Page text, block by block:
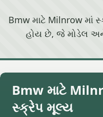
Bmw માટે Milnrow માં
હોય છે, જે મોડેલ
Bmw માટે
સ્ક્રેપ મૂલ્ય